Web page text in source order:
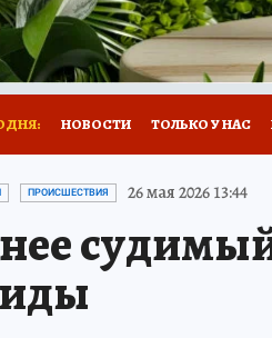
НОВОСТИ ТОЛЬКО У НАС
ПРОИСШЕСТВИЯ АФИША
ПРОИСШЕСТВИЯ 26 мая 2026 13:44